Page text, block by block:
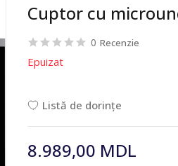
Cuptor cu
0 Recenzie
Epuizat
Listă de dorințe
8.989,00 MDL